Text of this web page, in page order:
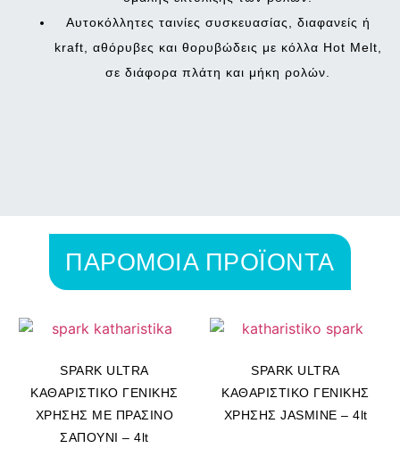
Αυτοκόλλητες ταινίες συσκευασίας, διαφανείς ή
kraft, αθόρυβες και θορυβώδεις με κόλλα Hot Melt
σε διάφορα πλάτη και μήκη ρολών.
ΠΑΡΟΜΟΙΑ ΠΡΟΪΟΝΤΑ
SPARK ULTRA
ΚΑΘΑΡΙΣΤΙΚΟ ΓΕΝΙΚΗΣ
ΧΡΗΣΗΣ ΜΕ ΠΡΑΣΙΝΟ
ΣΑΠΟΥΝΙ – 4lt
SPARK ULTRA
ΚΑΘΑΡΙΣΤΙΚΟ ΓΕΝΙΚΗΣ
ΧΡΗΣΗΣ JASMINE – 4lt